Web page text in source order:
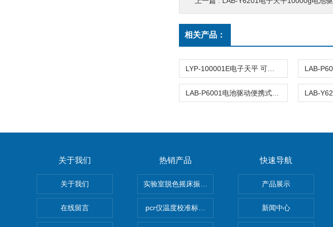
相关产品：
关于我们
关于我们
在线留言
热销产品
实验室脱色摇床振荡器
pcr仪温度校准标定设备
快速导航
产品展示
新闻中心